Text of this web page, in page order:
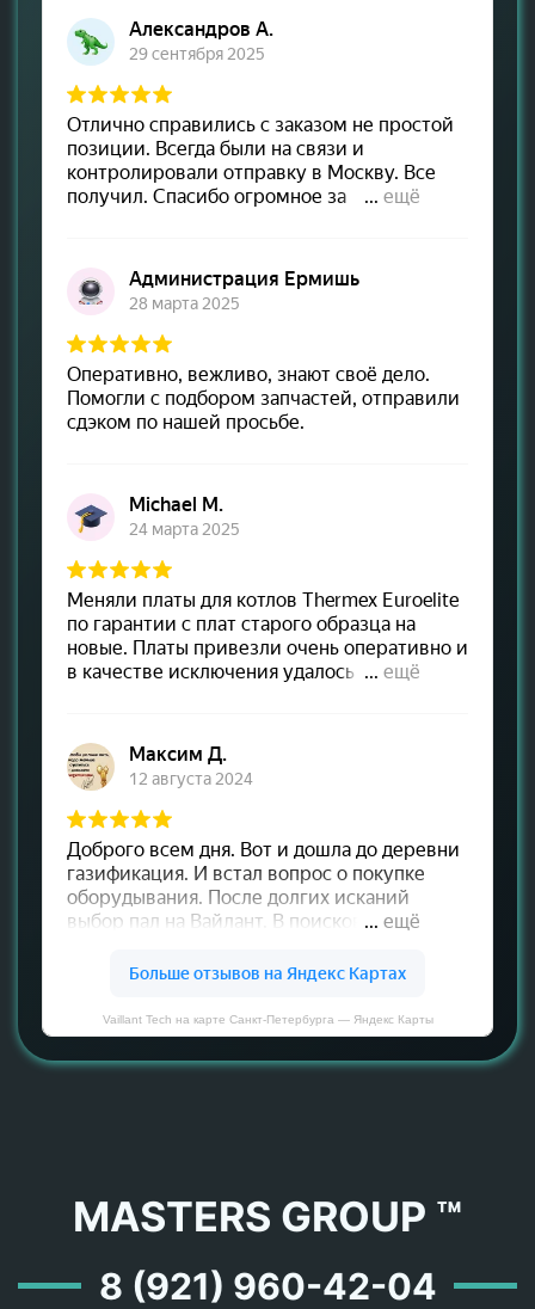
Vaillant Tech на карте Санкт‑Петербурга — Яндекс Карты
MASTERS GROUP ™
8 (921) 960-42-04